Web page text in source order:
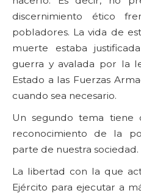
discernimiento ético
pobladores. La vida de
muerte estaba
guerra y avalada por la
Estado a las Fuerzas
cuando sea necesario.
Un segundo tema
reconocimiento de la
parte de nuestra sociedad.
La libertad con la que
Ejército para ejecutar a